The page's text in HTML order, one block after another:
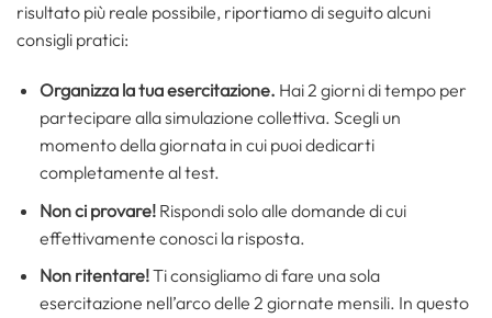
risultato più reale possibile, riportiamo di seguito alcuni
consigli pratici:
Organizza la tua esercitazione. Hai 2 giorni di tempo per
partecipare alla simulazione collettiva. Scegli un
momento della giornata in cui puoi dedicarti
completamente al test.
Non ci provare! Rispondi solo alle domande di cui
effettivamente conosci la risposta.
Non ritentare!Ti consigliamo di fare una sola
esercitazione nell’arco delle 2 giornate mensili. In questo